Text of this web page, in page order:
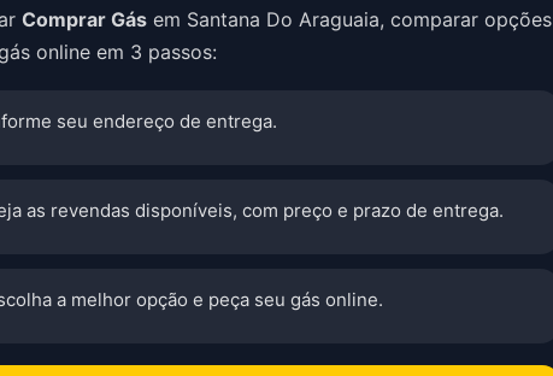
Comprar Gás em Santana Do Araguaia, comparar opções
online em 3 passos:
seu endereço de entrega.
as revendas disponíveis, com preço e prazo de entrega.
a melhor opção e peça seu gás online.